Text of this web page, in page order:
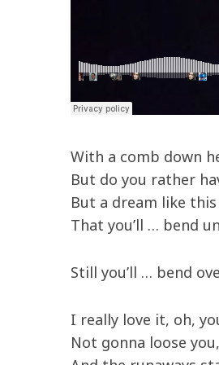
With a comb down
But do you rather
But a dream like
That you’ll … bend
Still you’ll … bend
I really love it, oh,
Not gonna loose